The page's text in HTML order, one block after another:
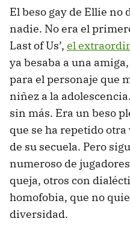
El beso gay de Ellie
nadie. No era el
Last of Us’, el
ya besaba a una
para el personaje que
niñez a la
sin más. Era un beso
que se ha repetido
de su secuela. Pero
numeroso de
queja, otros con
homofobia, que no
diversidad.